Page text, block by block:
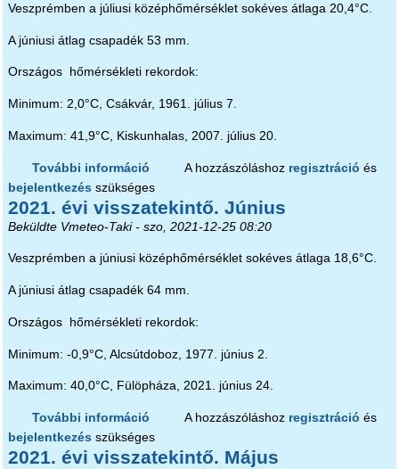
Veszprémben a júliusi középhőmérséklet sokéves átlaga 20,4°C.
A júniusi átlag csapadék 53 mm.
Országos hőmérsékleti rekordok:
Minimum: 2,0°C, Csákvár, 1961. július 7.
Maximum: 41,9°C, Kiskunhalas, 2007. július 20.
További információ 2021. évi visszatekintő. Július
tartalommal kapcsolatosan
A hozzászóláshoz regisztráció és
bejelentkezés szükséges
2021. évi visszatekintő. Június
Beküldte Vmeteo-Taki- szo, 2021-12-25 08:20
Veszprémben a júniusi középhőmérséklet sokéves átlaga 18,6°C.
A júniusi átlag csapadék 64 mm.
Országos hőmérsékleti rekordok:
Minimum: -0,9°C, Alcsútdoboz, 1977. június 2.
Maximum: 40,0°C, Fülöpháza, 2021. június 24.
További információ 2021. évi visszatekintő. Június
tartalommal kapcsolatosan
A hozzászóláshoz regisztráció és
bejelentkezés szükséges
2021. évi visszatekintő. Május